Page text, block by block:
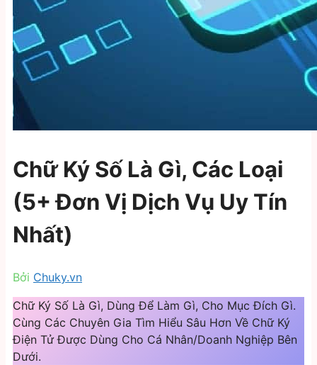
Chữ Ký Số Là Gì, Các Loại
(5+ Đơn Vị Dịch Vụ Uy Tín
Nhất)
Bởi Chuky.vn
Chữ Ký Số Là Gì, Dùng Để Làm Gì, Cho Mục Đích Gì.
Cùng Các Chuyên Gia Tìm Hiểu Sâu Hơn Về Chữ Ký
Điện Tử Được Dùng Cho Cá Nhân/Doanh Nghiệp Bên
Dưới.